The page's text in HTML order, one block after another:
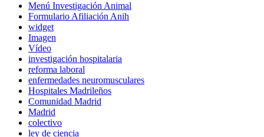
Menú Investigación Animal
Formulario Afiliación Anih
widget
Imagen
Vídeo
investigación hospitalaria
reforma laboral
enfermedades neuromusculares
Hospitales Madrileños
Comunidad Madrid
Madrid
colectivo
ley de ciencia